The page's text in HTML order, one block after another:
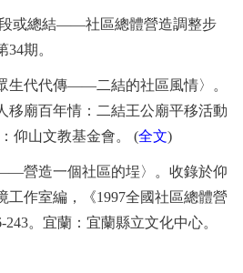
或總結——社區總體營造調整步
34期。
生代代傳——二結的社區風情〉。
移廟百年情：二結王公廟平移活動
仰山文教基金會。 (全文)
營造一個社區的埕〉。收錄於仰
工作室編，《1997全國社區總體營
243。宜蘭：宜蘭縣立文化中心。